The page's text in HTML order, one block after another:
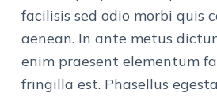
facilisis sed odio morbi quis
aenean. In ante metus
enim praesent elementum
fringilla est. Phasellus